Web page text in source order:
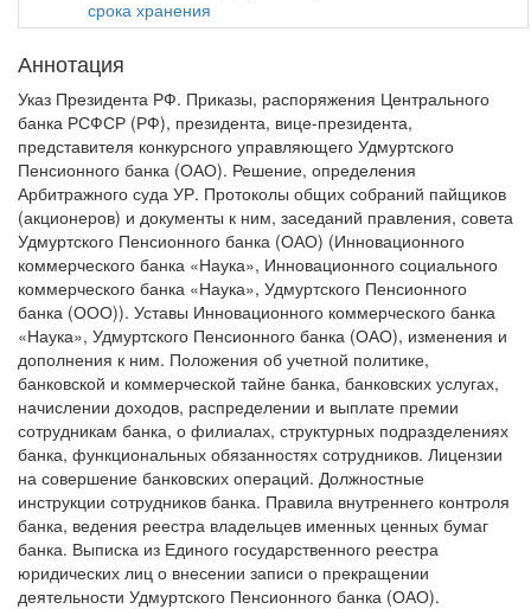
срока хранения
Аннотация
Указ Президента РФ. Приказы, распоряжения Центрального
банка РСФСР (РФ), президента, вице-президента,
представителя конкурсного управляющего Удмуртского
Пенсионного банка (ОАО). Решение, определения
Арбитражного суда УР. Протоколы общих собраний пайщиков
(акционеров) и документы к ним, заседаний правления, совета
Удмуртского Пенсионного банка (ОАО) (Инновационного
коммерческого банка «Наука», Инновационного социального
коммерческого банка «Наука», Удмуртского Пенсионного
банка (ООО)). Уставы Инновационного коммерческого банка
«Наука», Удмуртского Пенсионного банка (ОАО), изменения и
дополнения к ним. Положения об учетной политике,
банковской и коммерческой тайне банка, банковских услугах,
начислении доходов, распределении и выплате премии
сотрудникам банка, о филиалах, структурных подразделениях
банка, функциональных обязанностях сотрудников. Лицензии
на совершение банковских операций. Должностные
инструкции сотрудников банка. Правила внутреннего контроля
банка, ведения реестра владельцев именных ценных бумаг
банка. Выписка из Единого государственного реестра
юридических лиц о внесении записи о прекращении
деятельности Удмуртского Пенсионного банка (ОАО).